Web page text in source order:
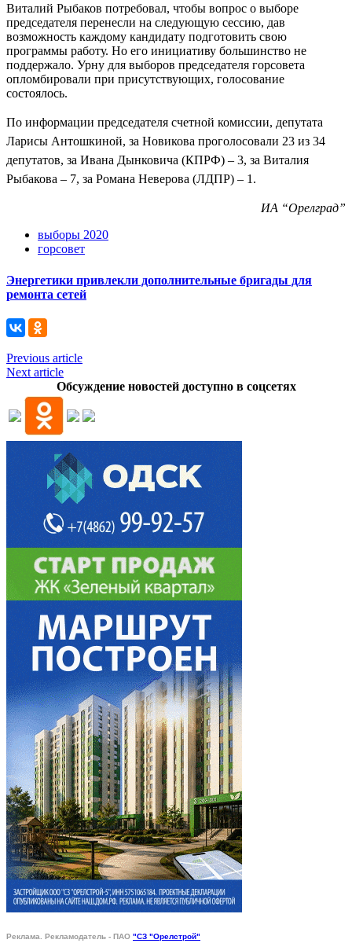
Виталий Рыбаков потребовал, чтобы вопрос о выборе
председателя перенесли на следующую сессию, дав
возможность каждому кандидату подготовить свою
программы работу. Но его инициативу большинство не
поддержало. Урну для выборов председателя горсовета
опломбировали при присутствующих, голосование
состоялось.
По информации председателя счетной комиссии, депутата
Ларисы Антошкиной, за Новикова проголосовали 23 из 34
депутатов, за Ивана Дынковича (КПРФ) – 3, за Виталия
Рыбакова – 7, за Романа Неверова (ЛДПР) – 1.
ИА “Орелград”
выборы 2020
горсовет
Энергетики привлекли дополнительные бригады для
ремонта сетей
Previous article
Next article
Обсуждение новостей доступно в соцсетях
Реклама. Рекламодатель - ПАО "СЗ "Орелстрой"